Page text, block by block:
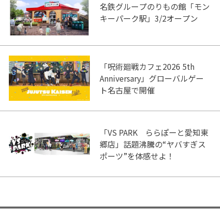
名鉄グループのりもの館「モン
キーパーク駅」3/2オープン
「呪術廻戦カフェ2026 5th
Anniversary」グローバルゲー
ト名古屋で開催
「VS PARK ららぽーと愛知東
郷店」話題沸騰の“ヤバすぎス
ポーツ”を体感せよ！